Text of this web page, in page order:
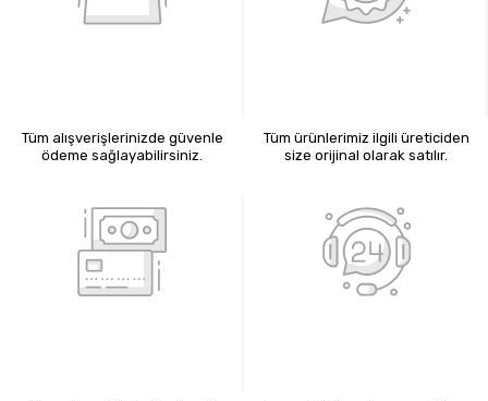
Tüm alışverişlerinizde güvenle
ödeme sağlayabilirsiniz.
Tüm ürünlerimiz ilgili üreticiden
size orijinal olarak satılır.